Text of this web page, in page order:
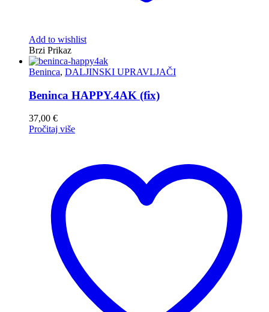
Add to wishlist
Brzi Prikaz
Beninca, DALJINSKI UPRAVLJAČI
Beninca HAPPY.4AK (fix)
37,00 €
Pročitaj više